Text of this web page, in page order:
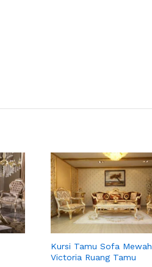
Kursi Tamu Sofa Mewah
Victoria Ruang Tamu